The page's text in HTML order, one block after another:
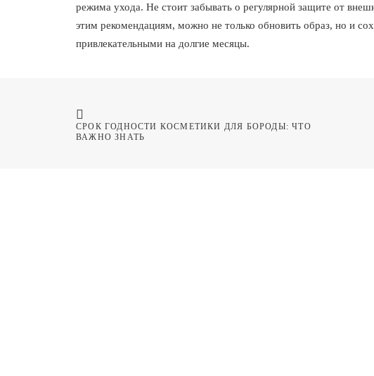
режима ухода. Не стоит забывать о регулярной защите от
этим рекомендациям, можно не только обновить образ, но и
привлекательными на долгие месяцы.
СРОК ГОДНОСТИ КОСМЕТИКИ ДЛЯ БОРОДЫ: ЧТО
ВАЖНО ЗНАТЬ